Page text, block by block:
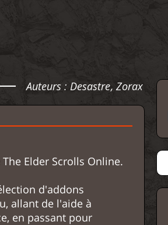
Auteurs : Desastre, Zorax
Elder Scrolls Online.
d'addons
allant de l'aide à
en passant pour